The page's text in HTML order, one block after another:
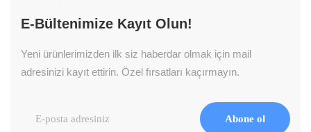
E-Bültenimize Kayıt Olun!
Yeni ürünlerimizden ilk siz haberdar olmak için mail
adresinizi kayıt ettirin. Özel fırsatları kaçırmayın.
Abone ol